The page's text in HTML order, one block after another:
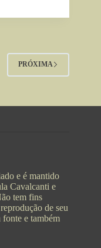
PRÓXIMA
e é mantido
Cavalcanti e
tem fins
de seu
fonte e também